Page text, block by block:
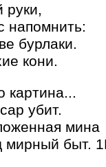
руки,
напомнить:
бурлаки.
кони.
картина...
убит.
мина
мирный быт.